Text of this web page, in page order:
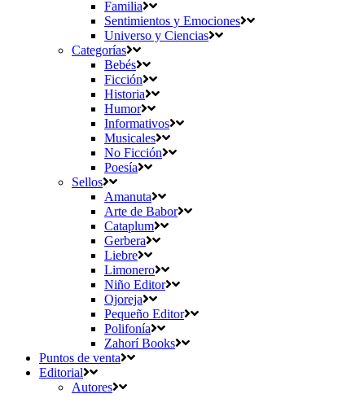
Familia
Sentimientos y Emociones
Universo y Ciencias
Categorías
Bebés
Ficción
Historia
Humor
Informativos
Musicales
No Ficción
Poesía
Sellos
Amanuta
Arte de Babor
Cataplum
Gerbera
Liebre
Limonero
Niño Editor
Ojoreja
Pequeño Editor
Polifonía
Zahorí Books
Puntos de venta
Editorial
Autores